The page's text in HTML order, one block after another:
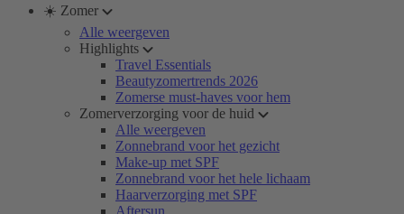
☀️ Zomer
Alle weergeven
Highlights
Travel Essentials
Beautyzomertrends 2026
Zomerse must-haves voor hem
Zomerverzorging voor de huid
Alle weergeven
Zonnebrand voor het gezicht
Make-up met SPF
Zonnebrand voor het hele lichaam
Haarverzorging met SPF
Aftersun